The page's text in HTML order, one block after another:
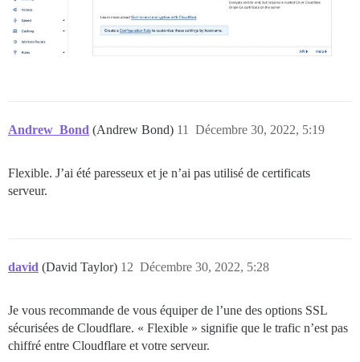
#include /usr/local/nginx/conf/pagespeedhandler.conf;
#include /usr/local/nginx/conf/
  # limit_conn limit_per_ip 16;
include /usr/local/nginx/conf/autoprotect/
# décommentez l'inclusion de cloudflare.conf si
  # le site du serveur et/ou du vhost
  #include /usr/local/nginx/conf/cloudflare.conf;
proxy_pass http://unix:/var/discourse/shared/
       proxy_set_header X-Forwarded-Proto $scheme;
proxy_set_header X-Forwarded-For
       proxy_set_header X-Real-IP $remote_addr;
   }
Andrew_Bond (Andrew Bond) Décembre 30, 2022, 5:19
11
Flexible. J’ai été paresseux et je n’ai pas utilisé de certificats
serveur.
david (David Taylor) Décembre 30, 2022, 5:28
12
Je vous recommande de vous équiper de l’une des options SSL
sécurisées de Cloudflare. « Flexible » signifie que le trafic n’est pas
chiffré entre Cloudflare et votre serveur.